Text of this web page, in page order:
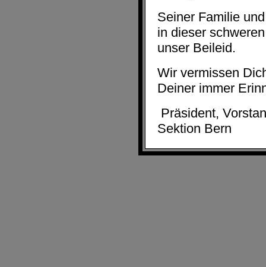
Seiner Familie
in dieser
unser Beileid.
Wir vermissen
Deiner immer
Präsident,
Sektion Bern